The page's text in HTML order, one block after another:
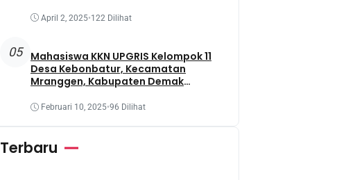
April 2, 2025•122 Dilihat
05
Mahasiswa KKN UPGRIS Kelompok 11
Desa Kebonbatur, Kecamatan
Mranggen, Kabupaten Demak
Obat Dengan Memanfaatkan Lahan
Februari 10, 2025•96 Dilihat
Terbaru